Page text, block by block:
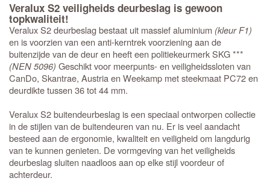
Veralux S2 veiligheids deurbeslag is gewoon
topkwaliteit!
Veralux S2 deurbeslag bestaat uit massief aluminium (kleur F1)
en is voorzien van een anti-kerntrek voorziening aan de
buitenzijde van de deur en heeft een politiekeurmerk SKG ***
(NEN 5096) Geschikt voor meerpunts- en veiligheidssloten van
CanDo, Skantrae, Austria en Weekamp met steekmaat PC72 en
deurdikte tussen 36 tot 44 mm.
Veralux S2 buitendeurbeslag is een speciaal ontworpen collectie
in de stijlen van de buitendeuren van nu. Er is veel aandacht
besteed aan de ergonomie, kwaliteit en veiligheid om langdurig
van te kunnen genieten. De vormgeving van het veiligheids
deurbeslag sluiten naadloos aan op elke stijl voordeur of
achterdeur.